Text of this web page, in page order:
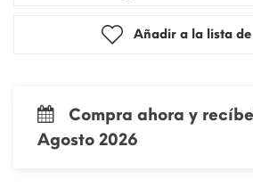
Añadir a la lista de
Compra ahora y
Agosto 2026